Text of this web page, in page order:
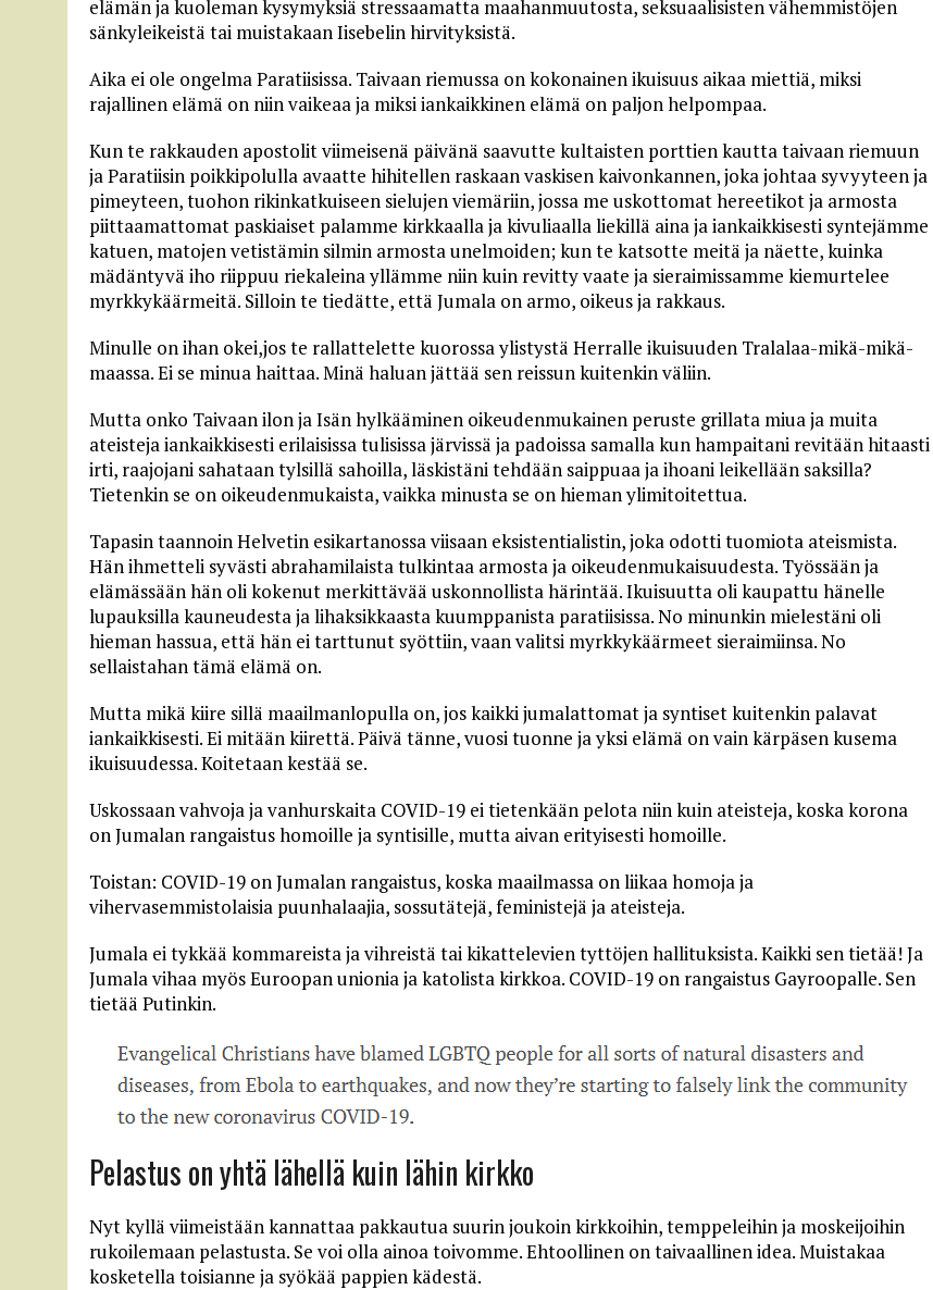
elämän ja kuoleman kysymyksiä stressaamatta maahanmuutosta, seksuaalisisten vähemmistöjen
sänkyleikeistä tai muistakaan Iisebelin hirvityksistä.
Aika ei ole ongelma Paratiisissa. Taivaan riemussa on kokonainen ikuisuus aikaa miettiä, miksi
rajallinen elämä on niin vaikeaa ja miksi iankaikkinen elämä on paljon helpompaa.
Kun te rakkauden apostolit viimeisenä päivänä saavutte kultaisten porttien kautta taivaan riemuun
ja Paratiisin poikkipolulla avaatte hihitellen raskaan vaskisen kaivonkannen, joka johtaa syvyyteen ja
pimeyteen, tuohon rikinkatkuiseen sielujen viemäriin, jossa me uskottomat hereetikot ja armosta
piittaamattomat paskiaiset palamme kirkkaalla ja kivuliaalla liekillä aina ja iankaikkisesti syntejämme
katuen, matojen vetistämin silmin armosta unelmoiden; kun te katsotte meitä ja näette, kuinka
mädäntyvä iho riippuu riekaleina yllämme niin kuin revitty vaate ja sieraimissamme kiemurtelee
myrkkykäärmeitä. Silloin te tiedätte, että Jumala on armo, oikeus ja rakkaus.
Minulle on ihan okei,jos te rallattelette kuorossa ylistystä Herralle ikuisuuden Tralalaa-mikä-mikä-
maassa. Ei se minua haittaa. Minä haluan jättää sen reissun kuitenkin väliin.
Mutta onko Taivaan ilon ja Isän hylkääminen oikeudenmukainen peruste grillata miua ja muita
ateisteja iankaikkisesti erilaisissa tulisissa järvissä ja padoissa samalla kun hampaitani revitään hitaasti
irti, raajojani sahataan tylsillä sahoilla, läskistäni tehdään saippuaa ja ihoani leikellään saksilla?
Tietenkin se on oikeudenmukaista, vaikka minusta se on hieman ylimitoitettua.
Tapasin taannoin Helvetin esikartanossa viisaan eksistentialistin, joka odotti tuomiota ateismista.
Hän ihmetteli syvästi abrahamilaista tulkintaa armosta ja oikeudenmukaisuudesta. Työssään ja
elämässään hän oli kokenut merkittävää uskonnollista härintää. Ikuisuutta oli kaupattu hänelle
lupauksilla kauneudesta ja lihaksikkaasta kuumppanista paratiisissa. No minunkin mielestäni oli
hieman hassua, että hän ei tarttunut syöttiin, vaan valitsi myrkkykäärmeet sieraimiinsa. No
sellaistahan tämä elämä on.
Mutta mikä kiire sillä maailmanlopulla on, jos kaikki jumalattomat ja syntiset kuitenkin palavat
iankaikkisesti. Ei mitään kiirettä. Päivä tänne, vuosi tuonne ja yksi elämä on vain kärpäsen kusema
ikuisuudessa. Koitetaan kestää se.
Uskossaan vahvoja ja vanhurskaita COVID-19 ei tietenkään pelota niin kuin ateisteja, koska korona
on Jumalan rangaistus homoille ja syntisille, mutta aivan erityisesti homoille.
Toistan: COVID-19 on Jumalan rangaistus, koska maailmassa on liikaa homoja ja
vihervasemmistolaisia puunhalaajia, sossutätejä, feministejä ja ateisteja.
Jumala ei tykkää kommareista ja vihreistä tai kikattelevien tyttöjen hallituksista. Kaikki sen tietää! Ja
Jumala vihaa myös Euroopan unionia ja katolista kirkkoa. COVID-19 on rangaistus Gayroopalle. Sen
tietää Putinkin.
Pelastus on yhtä lähellä kuin lähin kirkko
Nyt kyllä viimeistään kannattaa pakkautua suurin joukoin kirkkoihin, temppeleihin ja moskeijoihin
rukoilemaan pelastusta. Se voi olla ainoa toivomme. Ehtoollinen on taivaallinen idea. Muistakaa
kosketella toisianne ja syökää pappien kädestä.